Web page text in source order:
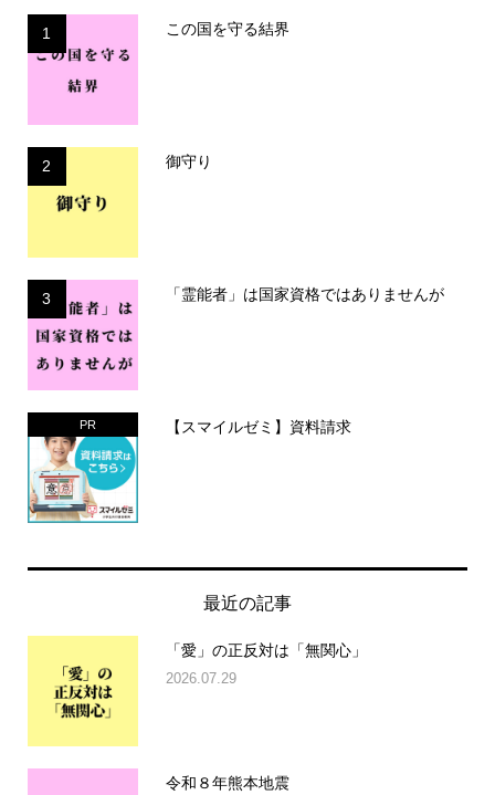
1 この国を守る結界
2 御守り
3 「霊能者」は国家資格ではありませんが
PR 【スマイルゼミ】資料請求
最近の記事
「愛」の正反対は「無関心」
2026.07.29
令和８年熊本地震